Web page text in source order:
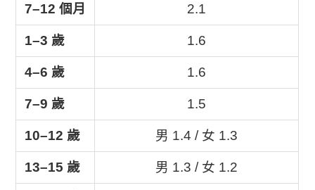
7–12 個月 2.1
1–3 歲 1.6
4–6 歲 1.6
7–9 歲 1.5
10–12 歲 男 1.4 / 女 1.3
13–15 歲 男 1.3 / 女 1.2